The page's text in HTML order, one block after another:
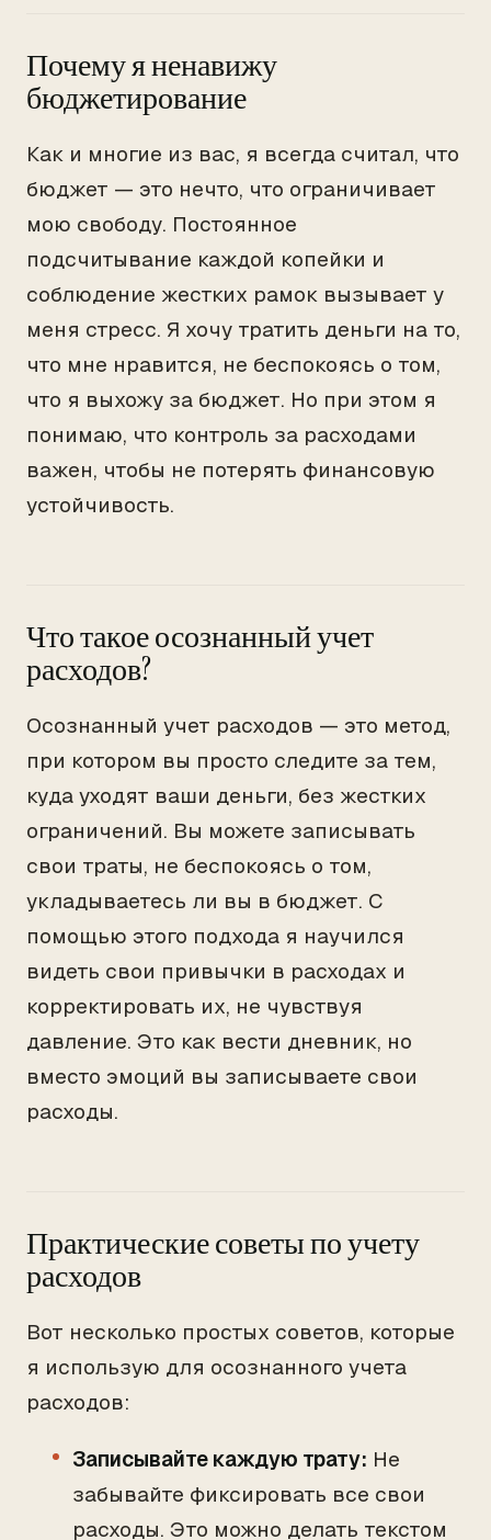
Почему я ненавижу
бюджетирование
Как и многие из вас, я всегда считал, что
бюджет — это нечто, что ограничивает
мою свободу. Постоянное
подсчитывание каждой копейки и
соблюдение жестких рамок вызывает у
меня стресс. Я хочу тратить деньги на то,
что мне нравится, не беспокоясь о том,
что я выхожу за бюджет. Но при этом я
понимаю, что контроль за расходами
важен, чтобы не потерять финансовую
устойчивость.
Что такое осознанный учет
расходов?
Осознанный учет расходов — это метод,
при котором вы просто следите за тем,
куда уходят ваши деньги, без жестких
ограничений. Вы можете записывать
свои траты, не беспокоясь о том,
укладываетесь ли вы в бюджет. С
помощью этого подхода я научился
видеть свои привычки в расходах и
корректировать их, не чувствуя
давление. Это как вести дневник, но
вместо эмоций вы записываете свои
расходы.
Практические советы по учету
расходов
Вот несколько простых советов, которые
я использую для осознанного учета
расходов:
Записывайте каждую трату: Не
забывайте фиксировать все свои
расходы. Это можно делать текстом